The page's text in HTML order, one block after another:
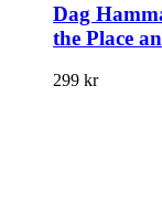
Dag
the Place
299 kr